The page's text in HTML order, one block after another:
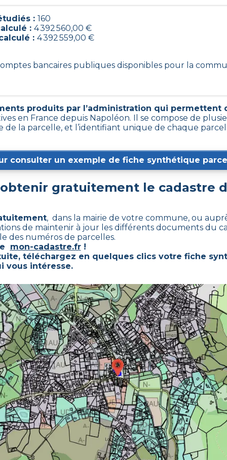
: 160
: 4 392 560,00 €
: 4 392 559,00 €
bancaires publiques disponibles pour la
produits par l’administration qui permettent
en France depuis Napoléon. Il se compose de
la parcelle, et l’identifiant unique de chaque
consulter un exemple de fiche synthétique
gratuitement le cadastre
, dans la mairie de votre commune, ou
de maintenir à jour les différents documents du
des numéros de parcelles.
mon-cadastre.fr!
téléchargez en quelques clics votre fiche
vous intéresse.